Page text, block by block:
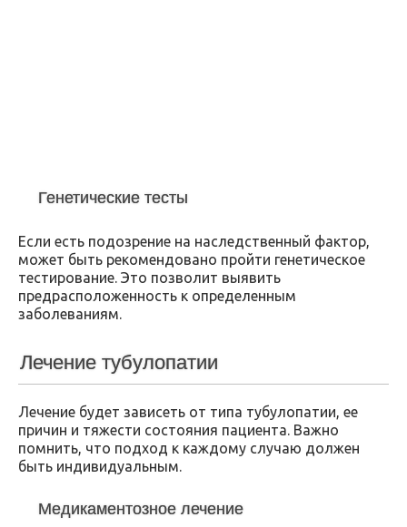
Генетические тесты
Если есть подозрение на наследственный фактор,
может быть рекомендовано пройти генетическое
тестирование. Это позволит выявить
предрасположенность к определенным
заболеваниям.
Лечение тубулопатии
Лечение будет зависеть от типа тубулопатии, ее
причин и тяжести состояния пациента. Важно
помнить, что подход к каждому случаю должен
быть индивидуальным.
Медикаментозное лечение